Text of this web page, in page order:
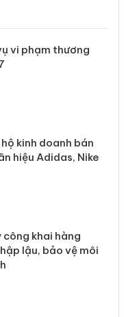
vi phạm thương
hộ kinh doanh bán
hiệu Adidas, Nike
công khai hàng
lậu, bảo vệ môi